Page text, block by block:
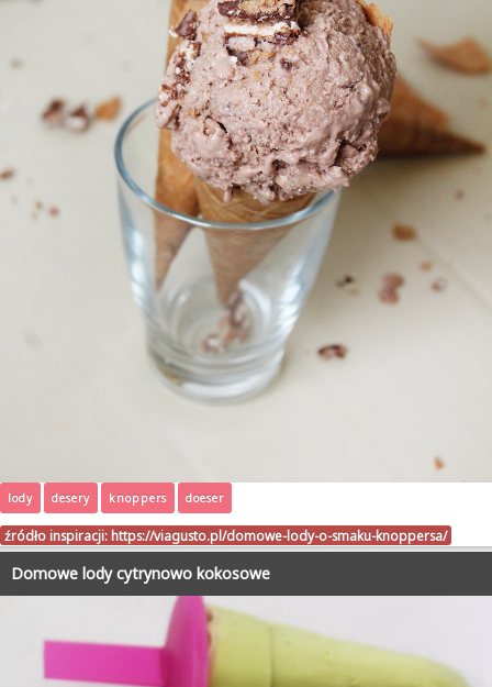
lody desery knoppers doeser
źródło inspiracji: https://viagusto.pl/domowe-lody-o-smaku-knoppersa/
Domowe lody cytrynowo kokosowe